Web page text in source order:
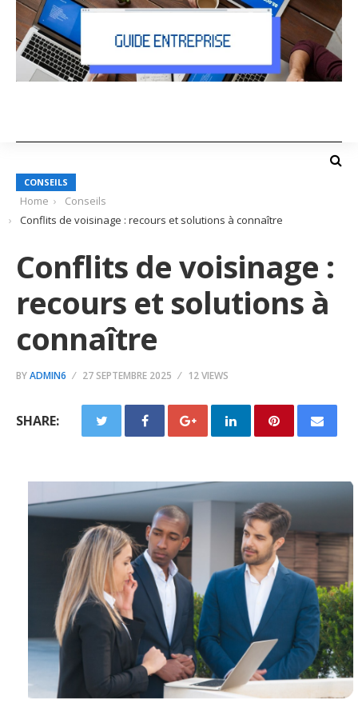
CONSEILS
Home
Conseils
Conflits de voisinage : recours et solutions à connaître
Conflits de voisinage :
recours et solutions à
connaître
BYADMIN6 27 SEPTEMBRE 2025 12 VIEWS
SHARE: